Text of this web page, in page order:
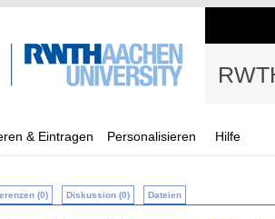
& Eintragen Personalisieren Hilfe
(0) Diskussion (0) Dateien